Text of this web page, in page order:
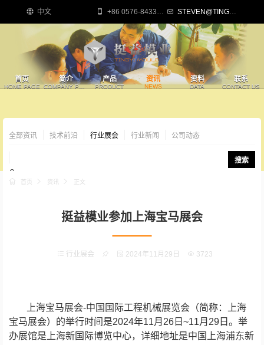
首页
HOME PAGE
简介
COMPANY PROFILE
产品
PRODUCT
资讯
NEWS
资料
DATA
联系
CONTACT US
中文 +86 0576-84335818 STEVEN@TINGYIMOULD.COM
全部资讯 技术前沿 行业展会 行业新闻 公司动态
搜索
首页 资讯 正文
挺益模业参加上海宝马展会
行业展会 2024年11月29日 3723
上海宝马展会-中国国际工程机械展览会（简称：上海
宝马展会）的举行时间是2024年11月26日~11月29日。举
办展馆是上海新国际博览中心，详细地址是中国上海浦东新